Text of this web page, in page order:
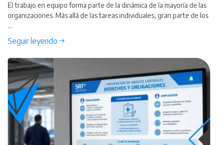
El trabajo en equipo forma parte de la dinámica de la mayoría de las
organizaciones. Más allá de las tareas individuales, gran parte de los
...
Seguir leyendo →